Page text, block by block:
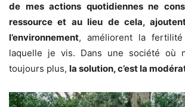
de mes actions quotidiennes ne
ressource et au lieu de cela,
l’environnement, améliorent la
laquelle je vis. Dans une société où
toujours plus, la solution, c’est la